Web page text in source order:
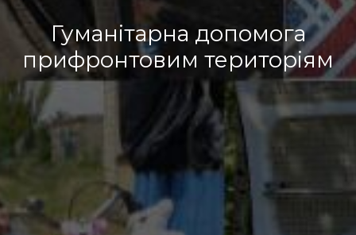
Гуманітарна допомога
прифронтовим територіям